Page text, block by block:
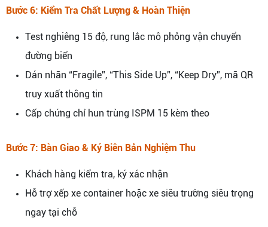
Bước 6: Kiểm Tra Chất Lượng & Hoàn Thiện
Test nghiêng 15 độ, rung lắc mô phỏng vận chuyển
đường biển
Dán nhãn “Fragile”, “This Side Up”, “Keep Dry”, mã QR
truy xuất thông tin
Cấp chứng chỉ hun trùng ISPM 15 kèm theo
Bước 7: Bàn Giao & Ký Biên Bản Nghiệm Thu
Khách hàng kiểm tra, ký xác nhận
Hỗ trợ xếp xe container hoặc xe siêu trường siêu trọng
ngay tại chỗ